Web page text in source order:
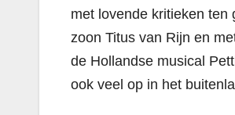
met lovende kritieken ten
zoon Titus van Rijn en
de Hollandse musical
ook veel op in het